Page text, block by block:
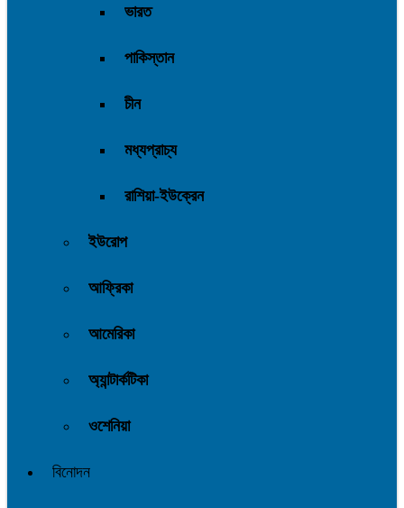
ভারত
পাকিস্তান
চীন
মধ্যপ্রাচ্য
রাশিয়া-ইউক্রেন
ইউরোপ
আফ্রিকা
আমেরিকা
অ্যান্টার্কটিকা
ওশেনিয়া
বিনোদন